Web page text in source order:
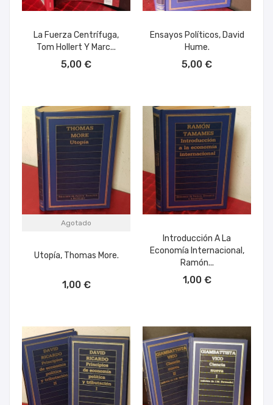
La Fuerza Centrífuga,
Tom Hollert Y Marc...
5,00 €
Ensayos Políticos, David
Hume.
5,00 €
Agotado
Utopía, Thomas More.
1,00 €
Introducción A La
Economía Internacional,
Ramón...
1,00 €